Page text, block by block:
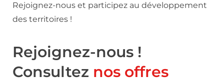
Rejoignez-nous et participez au développement
des territoires !
Rejoignez-nous !
Consultez nos offres